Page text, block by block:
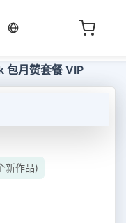
当前语言：中文
包月赞套餐 VIP
新作品)